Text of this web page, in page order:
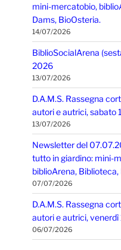
mini-mercatobio,
Dams, BioOsteria.
14/07/2026
BiblioSocialArena
2026
13/07/2026
D.A.M.S. Rassegna
autori e autrici, sabato
13/07/2026
Newsletter del
tutto in giardino: mini-
biblioArena, Biblioteca,
07/07/2026
D.A.M.S. Rassegna
autori e autrici,
06/07/2026